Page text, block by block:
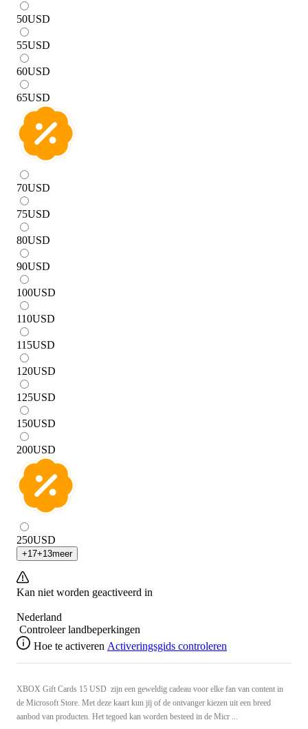
50USD
55USD
60USD
65USD
70USD
75USD
80USD
90USD
100USD
110USD
115USD
120USD
125USD
150USD
200USD
250USD
+17+13meer
Kan niet worden geactiveerd in
Nederland
Controleer landbeperkingen
Hoe te activeren Activeringsgids controleren
XBOX Gift Cards 15 USD zijn een geweldig cadeau voor elke fan van content in
de Microsoft Store. Met deze kaart kun jij of de ontvanger kiezen uit een breed
aanbod van producten. Het tegoed kan worden besteed in de Micr ...